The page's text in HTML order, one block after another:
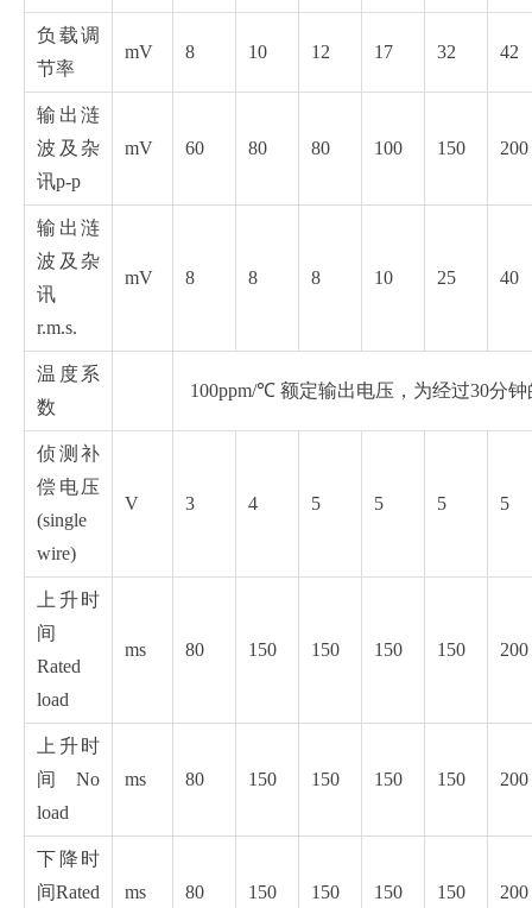
负载调
节率
mV 8 10 12 17 32 42
输出涟
波及杂
讯p-p
mV 60 80 80 100 150 200
输出涟
波及杂
讯
r.m.s.
mV 8 8 8 10 25 40
温度系
数
100ppm/℃ 额定输出电压，为经过30分钟
侦测补
偿电压
(single
wire)
V 3 4 5 5 5 5
上升时
间
Rated
load
ms 80 150 150 150 150 200
上升时
间 No
load
ms 80 150 150 150 150 200
下降时
间Rated
ms 80 150 150 150 150 200